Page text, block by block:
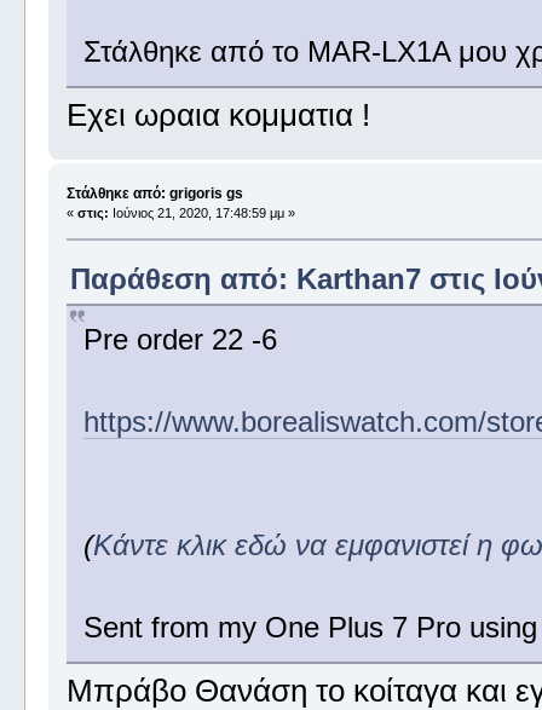
Στάλθηκε από το MAR-LX1A μου
Εχει ωραια κομματια !
Στάλθηκε από: grigoris gs
« στις: Ιούνιος 21, 2020, 17:48:59 μμ »
Παράθεση από: Karthan7 στις
Pre order 22 -6
https://www.borealiswatch.com/
(Κάντε κλικ εδώ να εμφανιστεί η
Sent from my One Plus 7 Pro using
Μπράβο Θανάση το κοίταγα και